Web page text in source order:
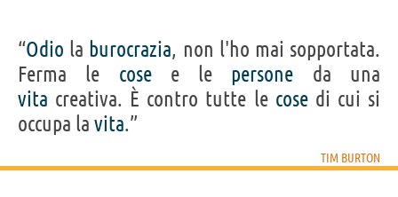
IDENTIKIT E DATI ANAGRAFICI
Cognome Burton
Nato 25 agosto 1958
Sesso maschile
Nazionalità statunitense
Professione regista
FILM/SERIE TV/CARTONI DI TIM BURTON
“Odio la burocrazia, non l'ho mai sopportata.
Ferma le cosee le persone da una
vita creativa. È contro tutte le cosedi cui si
occupa la vita.”
TIM BURTON